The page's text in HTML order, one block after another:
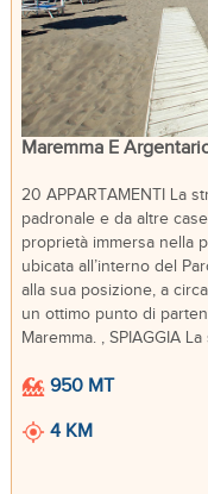
Maremma E
20 APPARTAMENTI La
padronale e da altre
proprietà immersa nella
ubicata all’interno del
alla sua posizione, a
un ottimo punto di
Maremma. , SPIAGGIA
950 MT
4 KM